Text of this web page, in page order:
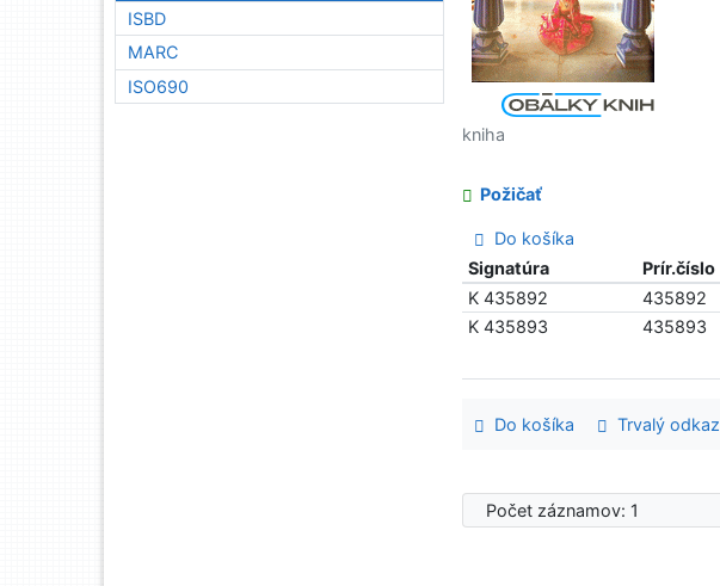
kniha
Požičať
Do košíka
Signatúra
Prír.číslo
K 435892
435892
K 435893
435893
Do košíka Trvalý odkaz
Počet záznamov: 1
ISBD
MARC
ISO690